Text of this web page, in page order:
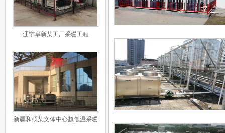
辽宁阜新某工厂采暖工程
新疆和硕某文体中心超低温采暖